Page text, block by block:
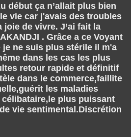
début ça n’allait plus bien
vie car j'avais des troubles
de vivre. J’ai fait la
. Grâce a ce Voyant
je ne suis plus stérile il m'a
dans les cas les plus
retour rapide et définitif
dans le commerce,faillite
les maladies
plus puissant
vie sentimental.Discrétion